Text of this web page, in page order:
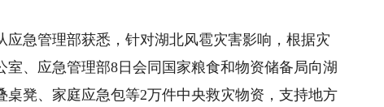
急管理部获悉，针对湖北风雹灾害影响，根据灾
、应急管理部8日会同国家粮食和物资储备局向湖
凳、家庭应急包等2万件中央救灾物资，支持地方